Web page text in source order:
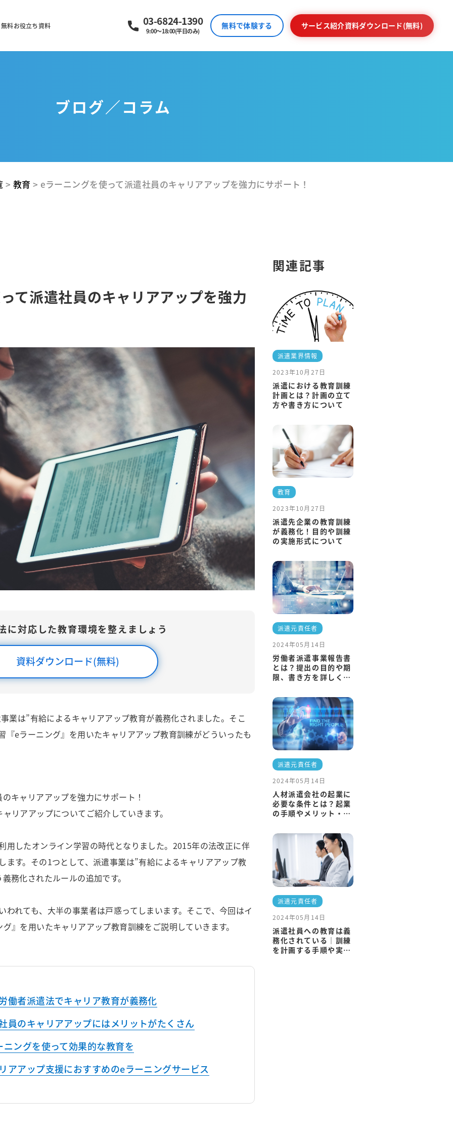
無料お役立ち資料 03-6824-1390
9:00～18:00(平日のみ)
無料で体験する サービス紹介資料ダウンロード(無料)
ブログ／コラム
> 教育 > eラーニングを使って派遣社員のキャリアアップを強力にサポート！
て派遣社員のキャリアアップを強力
に対応した教育環境を整えましょう
資料ダウンロード(無料)
業は”有給によるキャリアアップ教育が義務化されました。そこ
『eラーニング』を用いたキャリアアップ教育訓練がどういったも
キャリアアップを強力にサポート！
リアアップについてご紹介していきます。
用したオンライン学習の時代となりました。2015年の法改正に伴
ます。その1つとして、派遣事業は”有給によるキャリアアップ教
務化されたルールの追加です。
われても、大半の事業者は戸惑ってしまいます。そこで、今回はイ
』を用いたキャリアアップ教育訓練をご説明していきます。
働者派遣法でキャリア教育が義務化
員のキャリアアップにはメリットがたくさん
ニングを使って効果的な教育を
アアップ支援におすすめのeラーニングサービス
関連記事
派遣業界情報
2023年10月27日
派遣における教育訓練
計画とは？計画の立て
方や書き方について
教育
2023年10月27日
派遣先企業の教育訓練
が義務化！目的や訓練
の実施形式について
派遣元責任者
2024年05月14日
労働者派遣事業報告書
とは？提出の目的や期
限、書き方を詳しく解
派遣元責任者
2024年05月14日
人材派遣会社の起業に
必要な条件とは？起業
の手順やメリット・デ
派遣元責任者
2024年05月14日
派遣社員への教育は義
務化されている｜訓練
を計画する手順や実施